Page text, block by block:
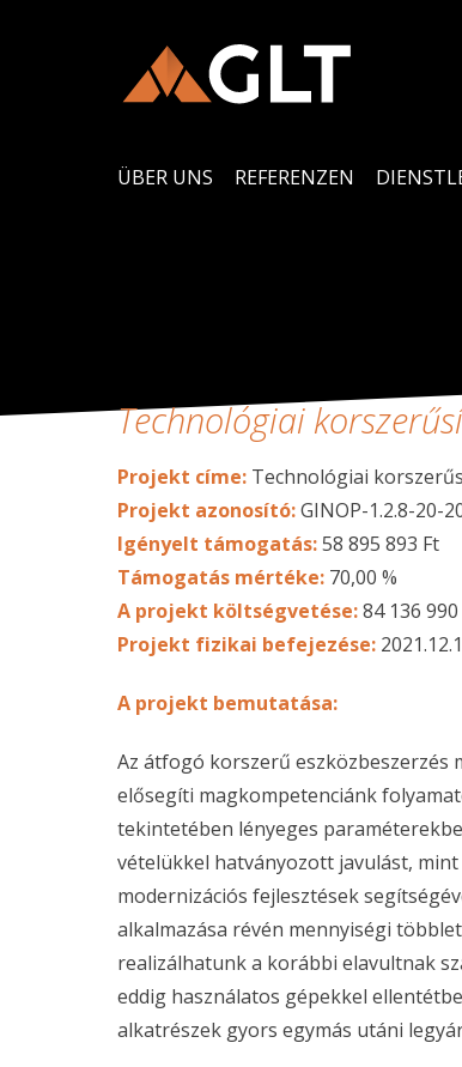
ÜBER UNS REFERENZEN
Technológiai
Projekt címe: Technológiai
Projekt azonosító:GINOP-1.2.8-20-
Igényelt támogatás:58 895 893 Ft
Támogatás mértéke: 70,00 %
A projekt költségvetése:84 136
Projekt fizikai befejezése:
A projekt bemutatása:
Az átfogó korszerű eszközbeszerzés
elősegíti magkompetenciánk
tekintetében lényeges
vételükkel hatványozott javulást, mint
modernizációs fejlesztések
alkalmazása révén mennyiségi
realizálhatunk a korábbi elavultnak
eddig használatos gépekkel
alkatrészek gyors egymás utáni